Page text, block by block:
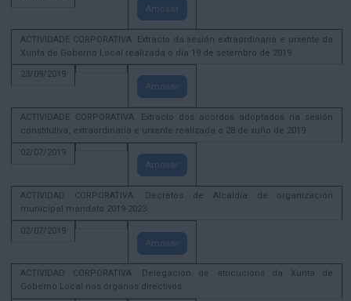
Amosar
ACTIVIDADE CORPORATIVA. Extracto da sesión extraordinaria e urxente da
Xunta de Goberno Local realizada o día 19 de setembro de 2019
23/09/2019
Amosar
ACTIVIDADE CORPORATIVA. Extracto dos acordos adoptados na sesión
constitutiva, extraordinaria e urxente realizada o 28 de xuño de 2019
02/07/2019
Amosar
ACTIVIDAD CORPORATIVA. Decretos de Alcaldía de organización
municipal mandato 2019-2023.
02/07/2019
Amosar
ACTIVIDAD CORPORATIVA. Delegación de atricucións da Xunta de
Goberno Local nos órganos directivos.